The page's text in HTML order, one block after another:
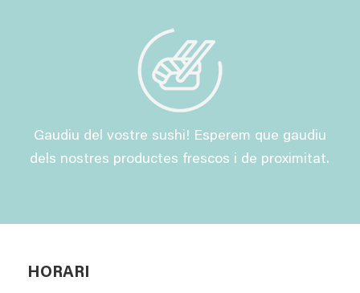
Gaudiu del vostre sushi! Esperem que gaudiu
dels nostres productes frescos i de proximitat.
HORARI